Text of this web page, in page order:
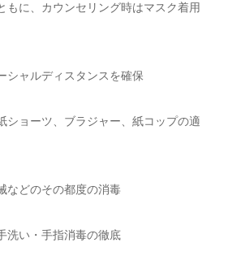
もに、カウンセリング時はマスク着用
シャルディスタンスを確保
ショーツ、ブラジャー、紙コップの適
などのその都度の消毒
洗い・手指消毒の徹底